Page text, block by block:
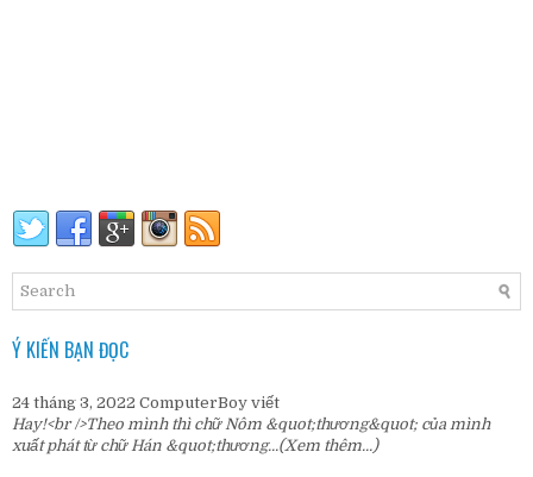
Ý KIẾN BẠN ĐỌC
24 tháng 3, 2022 ComputerBoy viết
Hay!<br />Theo mình thì chữ Nôm &quot;thương&quot; của mình
xuất phát từ chữ Hán &quot;thương...(Xem thêm...)